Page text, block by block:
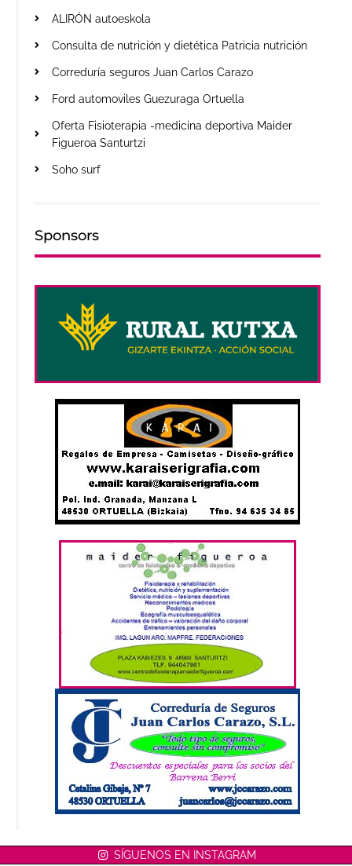
ALIRÓN autoeskola
Consulta de nutrición y dietética Patricia nutrición
Correduría seguros Juan Carlos Carazo
Ford automoviles Guezuraga Ortuella
Oferta Fisioterapia -medicina deportiva Maider
Figueroa Santurtzi
Soho surf
Sponsors
SÍGUENOS EN INSTAGRAM